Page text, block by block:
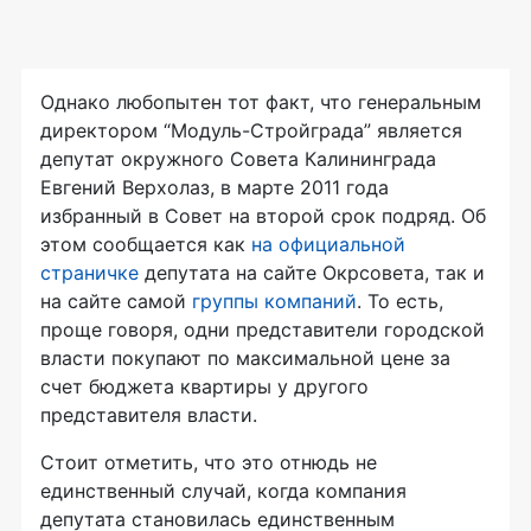
Однако любопытен тот факт, что генеральным
директором “Модуль-Стройграда” является
депутат окружного Совета Калининграда
Евгений Верхолаз, в марте 2011 года
избранный в Совет на второй срок подряд. Об
этом сообщается как на официальной
страничке депутата на сайте Окрсовета, так и
на сайте самой группы компаний. То есть,
проще говоря, одни представители городской
власти покупают по максимальной цене за
счет бюджета квартиры у другого
представителя власти.
Стоит отметить, что это отнюдь не
единственный случай, когда компания
депутата становилась единственным